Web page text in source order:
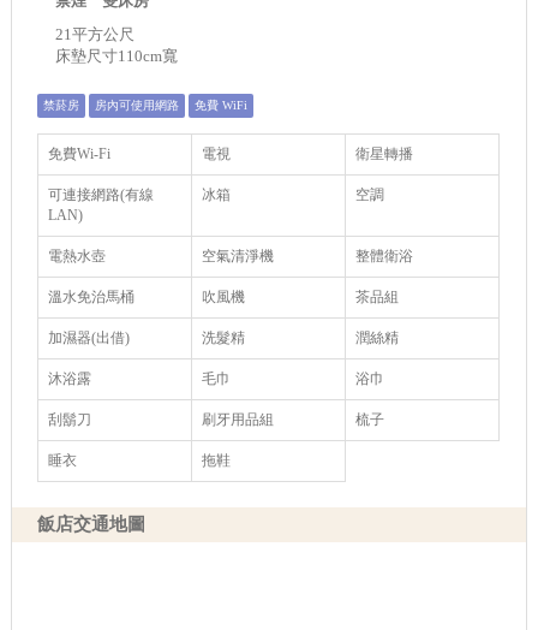
21平方公尺
床墊尺寸110cm寬
禁菸房 房內可使用網路 免費 WiFi
免費Wi-Fi 電視 衛星轉播
可連接網路(有線
LAN)
冰箱 空調
電熱水壺 空氣清淨機 整體衛浴
溫水免治馬桶 吹風機 茶品組
加濕器(出借) 洗髮精 潤絲精
沐浴露 毛巾 浴巾
刮鬍刀 刷牙用品組 梳子
睡衣 拖鞋
飯店交通地圖